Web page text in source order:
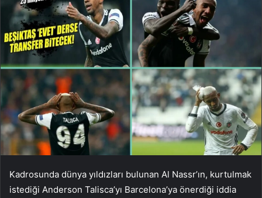
Kadrosunda dünya yıldızları bulunan Al Nassr’ın, kurtulmak
istediği Anderson Talisca’yı Barcelona’ya önerdiği iddia